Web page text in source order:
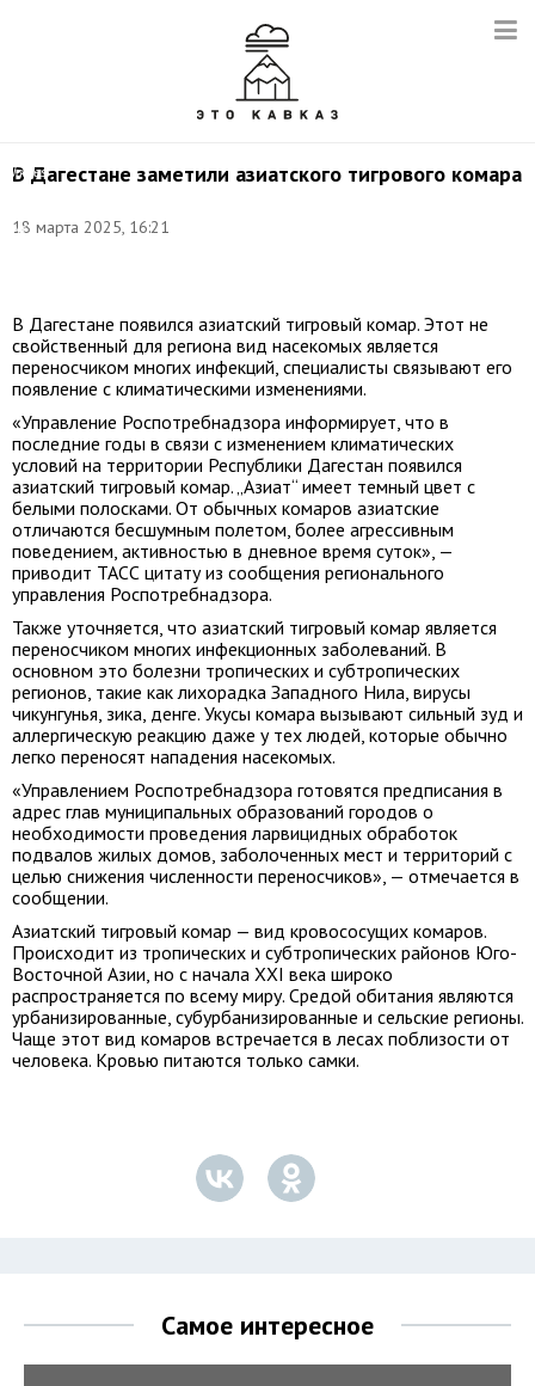
В Дагестане заметили азиатского тигрового комара
18 марта 2025, 16:21
James
NC-
В Дагестане появился азиатский тигровый комар. Этот не
свойственный для региона вид насекомых является
переносчиком многих инфекций, специалисты связывают его
появление с климатическими изменениями.
«Управление Роспотребнадзора информирует, что в
последние годы в связи с изменением климатических
условий на территории Республики Дагестан появился
азиатский тигровый комар. „Азиат“ имеет темный цвет с
белыми полосками. От обычных комаров азиатские
отличаются бесшумным полетом, более агрессивным
поведением, активностью в дневное время суток», —
приводит ТАСС цитату из сообщения регионального
управления Роспотребнадзора.
Также уточняется, что азиатский тигровый комар является
переносчиком многих инфекционных заболеваний. В
основном это болезни тропических и субтропических
регионов, такие как лихорадка Западного Нила, вирусы
чикунгунья, зика, денге. Укусы комара вызывают сильный зуд и
аллергическую реакцию даже у тех людей, которые обычно
легко переносят нападения насекомых.
«Управлением Роспотребнадзора готовятся предписания в
адрес глав муниципальных образований городов о
необходимости проведения ларвицидных обработок
подвалов жилых домов, заболоченных мест и территорий с
целью снижения численности переносчиков», — отмечается в
сообщении.
Азиатский тигровый комар — вид кровососущих комаров.
Происходит из тропических и субтропических районов Юго-
Восточной Азии, но с начала XXI века широко
распространяется по всему миру. Средой обитания являются
урбанизированные, субурбанизированные и сельские регионы.
Чаще этот вид комаров встречается в лесах поблизости от
человека. Кровью питаются только самки.
Самое интересное